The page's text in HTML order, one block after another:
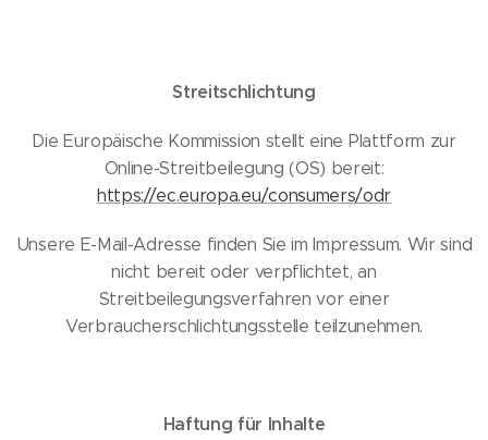
Streitschlichtung
Die Europäische Kommission stellt eine Plattform zur
Online-Streitbeilegung (OS) bereit:
https://ec.europa.eu/consumers/odr
Unsere E-Mail-Adresse finden Sie im Impressum. Wir sind
nicht bereit oder verpflichtet, an
Streitbeilegungsverfahren vor einer
Verbraucherschlichtungsstelle teilzunehmen.
Haftung für Inhalte